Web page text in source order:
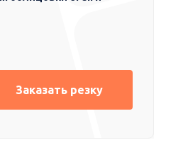
Заказать резку